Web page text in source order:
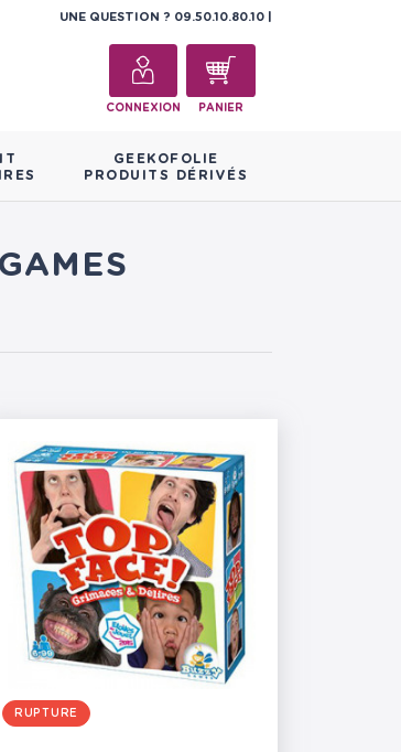
UNE QUESTION ? 09.50.10.80.10
CONNEXION PANIER
GEEKOFOLIE
PRODUITS DÉRIVÉS
RUPTURE